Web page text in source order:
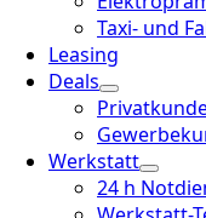
Taxi- und
Leasing
Deals
Werkstatt
24 h